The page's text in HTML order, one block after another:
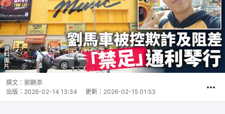
撰文： 郭顥添
出版： 2026-02-14 13:34 更新： 2026-02-15 01:53